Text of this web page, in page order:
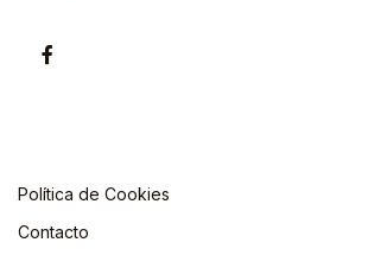
Política de Cookies
Contacto